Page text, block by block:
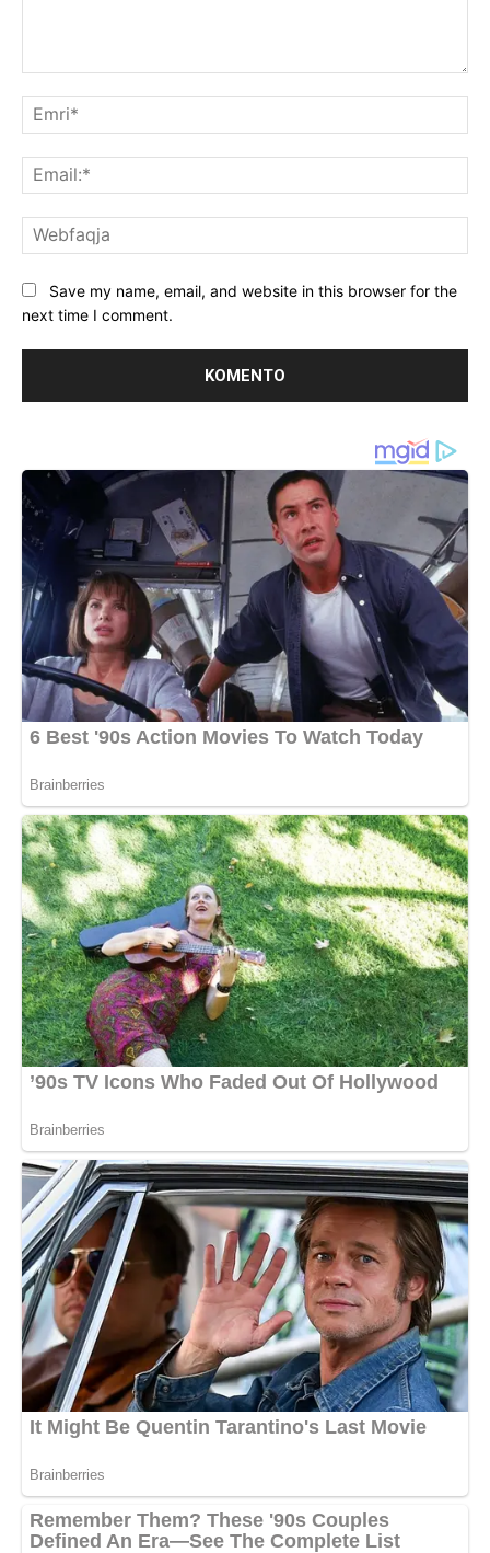
Save my name, email, and website in this browser for the
next time I comment.